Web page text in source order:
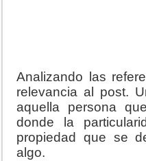
Analizando las
relevancia al post.
aquella persona
donde la
propiedad que se
algo.